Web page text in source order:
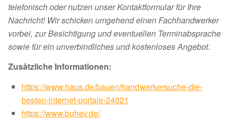
telefonisch oder nutzen unser Kontaktformular für Ihre
Nachricht! Wir schicken umgehend einen Fachhandwerker
vorbei, zur Besichtigung und eventuellen Terminabsprache
sowie für ein unverbindliches und kostenloses Angebot.
Zusätzliche Informationen:
https://www.haus.de/bauen/handwerkersuche-die-
besten-internet-portale-24021
https://www.buhev.de/